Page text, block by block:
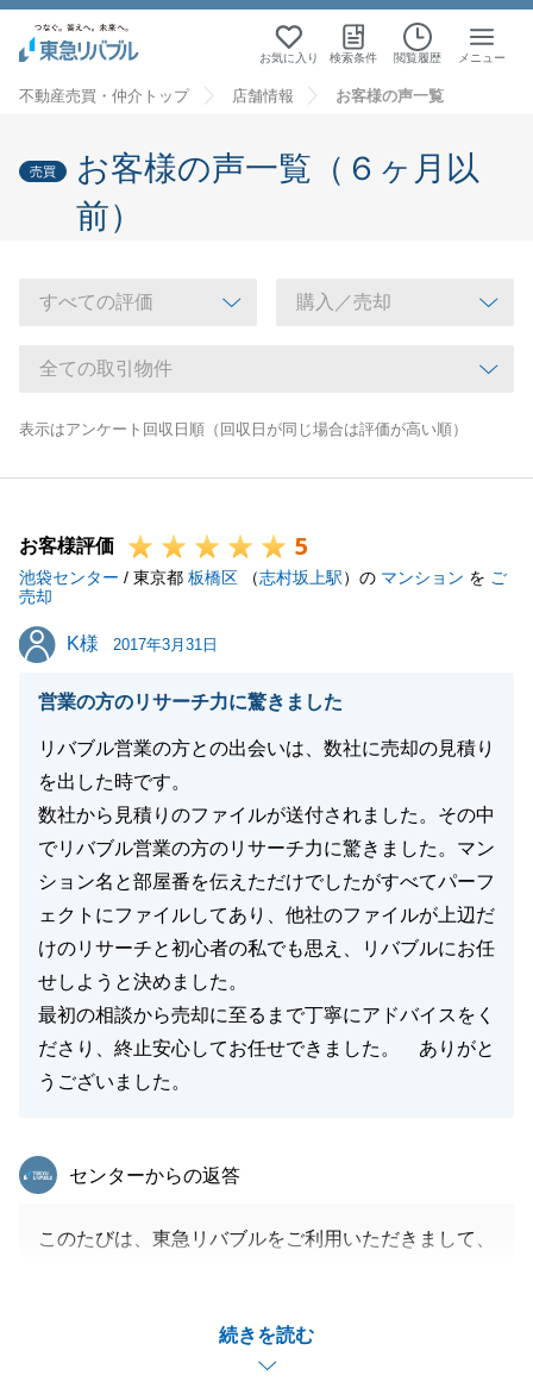
お気に入り 検索条件 閲覧履歴 メニュー
不動産売買・仲介トップ 店舗情報 お客様の声一覧
売買
お客様の声一覧（６ヶ月以
前）
表示はアンケート回収日順（回収日が同じ場合は評価が高い順）
お客様評価 5
池袋センター / 東京都 板橋区 （志村坂上駅）の マンション を ご
売却
K様
K様 2017年3月31日
営業の方のリサーチ力に驚きました
リバブル営業の方との出会いは、数社に売却の見積り
を出した時です。
数社から見積りのファイルが送付されました。その中
でリバブル営業の方のリサーチ力に驚きました。マン
ション名と部屋番を伝えただけでしたがすべてパーフ
ェクトにファイルしてあり、他社のファイルが上辺だ
けのリサーチと初心者の私でも思え、リバブルにお任
せしようと決めました。
最初の相談から売却に至るまで丁寧にアドバイスをく
ださり、終止安心してお任せできました。 ありがと
うございました。
続きを読む
東急リバブル
センターからの返答
このたびは、東急リバブルをご利用いただきまして、
スムーズなお買換えができたとお言葉をいただいた時